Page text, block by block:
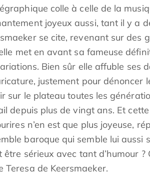
colle à celle de la
joyeux aussi, tant il y a
se cite, revenant sur des
met en avant sa fameuse
Bien sûr elle affuble ses
justement pour dénoncer
sur le plateau toutes les
depuis plus de vingt ans. Et
n’en est que plus joyeuse,
baroque qui semble lui aussi
être sérieux avec tant d’humour ?
Teresa de Keersmaeker.